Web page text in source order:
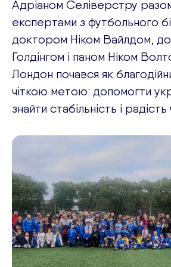
Адріаном Селіверстру
експертами з футбольного
доктором Ніком Вайлдом,
Голдінгом і паном Ніком
Лондон почався як
чіткою метою: допомогти
знайти стабільність і